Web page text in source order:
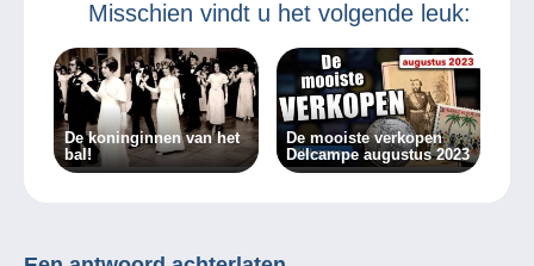
Misschien vindt u het volgende leuk:
De koninginnen van het
bal!
De mooiste verkopen
Delcampe augustus 2023